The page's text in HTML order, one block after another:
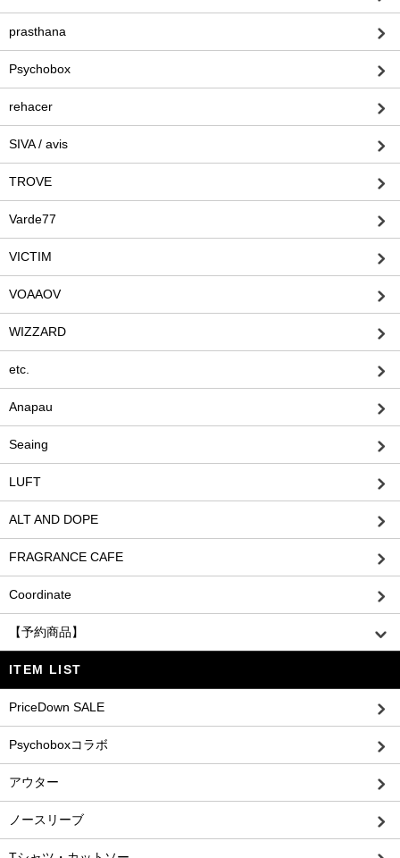
prasthana
Psychobox
rehacer
SIVA / avis
TROVE
Varde77
VICTIM
VOAAOV
WIZZARD
etc.
Anapau
Seaing
LUFT
ALT AND DOPE
FRAGRANCE CAFE
Coordinate
【予約商品】
ITEM LIST
PriceDown SALE
Psychoboxコラボ
アウター
ノースリーブ